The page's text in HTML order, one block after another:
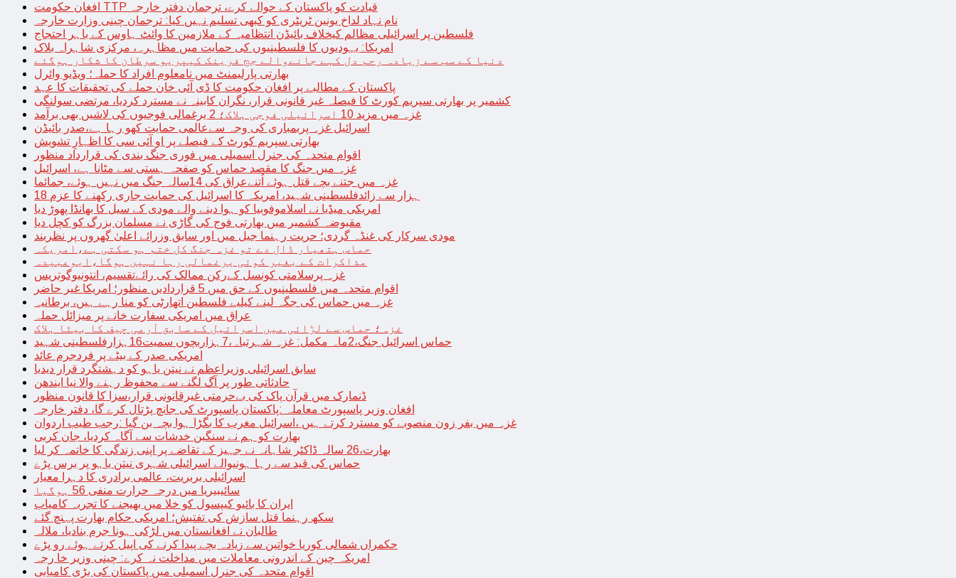
افغان حکومت TTP قیادت کو پاکستان کے حوالے کرے، ترجمان دفتر خارجہ
نام نہاد لداخ یونین ٹریٹری کو کبھی تسلیم نہیں کیا: ترجمان چینی وزارت خارجہ
فلسطین پر اسرائیلی مظالم کیخلاف بائیڈن انتظامیہ کے ملازمین کا وائٹ ہاوس کے باہر احتجاج
امریکا: یہودیوں کا فلسطینیوں کی حمایت میں مظاہرہ، مرکزی شاہراہ بلاک
دنیا کے سب سے زیادہ رحم دل کہے جانےوالے جج فرینک کیپریو سرطان کا شکار ہوگئے
بھارتی پارلیمنٹ میں نامعلوم افراد کا حملہ؛ ویڈیو وائرل
پاکستان کے مطالبے پر افغان حکومت کا ڈی آئی خان حملے کی تحقیقات کا عہد
کشمیر پر بھارتی سپریم کورٹ کا فیصلہ غیر قانونی قرار، نگران کابینہ نے مسترد کردیا، مرتضی سولنگی
غزہ میں مزید 10 اسرائیلی فوجی ہلاک؛ 2 یرغمالی فوجیوں کی لاشیں بھی برآمد
اسرائیل غزہ پربمباری کی وجہ سےعالمی حمایت کھو رہا ہے،صدر بائیڈن
بھارتی سپریم کورٹ کے فیصلے پر او آئی سی کا اظہارِ تشویش
اقوام متحدہ کی جنرل اسمبلی میں فوری جنگ بندی کی قرارداد منظور
غزہ میں جنگ کا مقصد حماس کو صفحہ ہستی سے مٹانا ہے، اسرائیل
غزہ میں جتنے بچے قتل ہوئے اُتنےعراق کی 14سالہ جنگ میں نہیں ہوئے، جمائما
18 ہزار سے زائدفلسطینی شہید، امریکہ کا اسرائیل کی حمایت جاری رکھنے کا عزم
امریکی میڈیا نے اسلاموفوبیا کو ہوا دینے والے مودی کے سیل کا بھانڈا پھوڑ دیا
مقبوضہ کشمیر میں بھارتی فوج کی گاڑی نے مسلمان بزرگ کو کچل دیا
مودی سرکار کی غنڈہ گردی؛ حریت رہنما جیل میں اور سابق وزرائے اعلیٰ گھروں پر نظربند
حماس ہتھیار ڈال دے تو غزہ جنگ کل ختم ہو سکتی ہے،امریکہ
مذاکرات کے بغیر کوئی یرغمالی رہا نہیں ہوگا،ابوعبیدہ
غزہ پرسلامتی کونسل کےرکن ممالک کی رائےتقسیم، انتونیوگوتریس
اقوام متحدہ میں فلسطینیوں کے حق میں 5 قراردادیں منظور؛ امریکا غیر حاضر
غزہ میں حماس کی جگہ لینے کیلیے فلسطین اتھارٹی کو منا رہے ہیں، برطانیہ
عراق میں امریکی سفارت خانے پر میزائل حملہ
غزہ؛ حماس سے لڑائی میں اسرائیل کے سابق آرمی چیف کا بیٹا ہلاک
حماس اسرائیل جنگ،2ماہ مکمل: غزہ شہرتباہ،7ہزاربچوں سمیت16ہزارفلسطینی شہید
امریکی صدر کے بیٹے پر فردجرم عائد
سابق اسرائیلی وزیراعظم نے نیتن یاہو کو دہشتگرد قرار دیدیا
حادثاتی طور پر آگ لگنے سے محفوظ رہنے والا نیا ایندھن
ڈنمارک میں قرآن پاک کی بےحرمتی غیرقانونی قرار،سزا کا قانون منظور
افغان وزیر پاسپورٹ معاملہ :پاکستان پاسپورٹ کی جانچ پڑتال کرے گا، دفتر خارجہ
غزہ میں بفر زون منصوبے کو مسترد کرتے ہیں ،اسرائیل مغرب کا بگڑا ہوا بچہ بن گیا :رجب طیب اردوان
بھارت کو ہم نے سنگین خدشات سے آگاہ کردیا، جان کربی
بھارت،26 سالہ ڈاکٹر شاہانہ نے جہیز کے تقاضے پر اپنی زندگی کا خاتمہ کر لیا
حماس کی قید سے رہا ہونیوالے اسرائیلی شہری نیتن یاہو پر برس پڑے
اسرائیلی بربریت، عالمی برادری کا دہرا معیار
سائیبیریا میں درجہ حرارت منفی 56 ہوگیا
ایران کا بائیو کیپسول کو خلا میں بھیجنے کا تجربہ کامیاب
سکھ رہنما قتل سازش کی تفتیش؛ امریکی حکام بھارت پہنچ گئے
طالبان نے افغانستان میں لڑکی ہونا جرم بنادیا، ملالہ
حکمراں شمالی کوریا خواتین سے زیادہ بچے پیدا کرنے کی اپیل کرتے ہوئے رو پڑے
امریکہ چین کے اندرونی معاملات میں مداخلت نہ کرے: چینی وزیر خا رجہ
اقوام متحدہ کی جنرل اسمبلی میں پاکستان کی بڑی کامیابی